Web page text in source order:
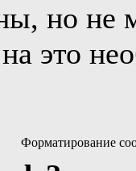
но не
это
Форматирование